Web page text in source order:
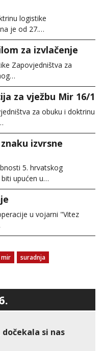
logistike
je od 27.…
za izvlačenje
Zapovjedništva za
za vježbu Mir 16/1
za obuku i doktrinu
izvrsne
5. hrvatskog
upućen u…
u vojarni "Vitez
suradnja
si nas